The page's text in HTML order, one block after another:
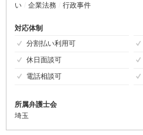
い
企業法務 行政事件
対応体制
分割払い利用可
休日面談可
電話相談可
所属弁護士会
埼玉